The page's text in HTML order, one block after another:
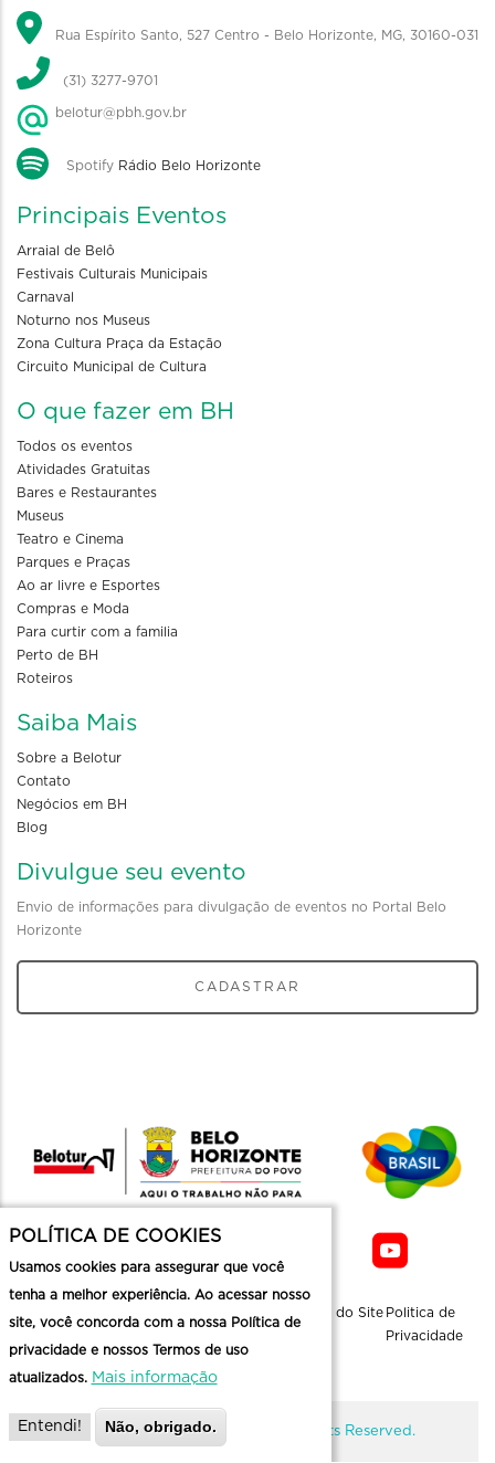
Rua Espírito Santo, 527 Centro - Belo Horizonte, MG, 30160-031
(31) 3277-9701
belotur@pbh.gov.br
Spotify Rádio Belo Horizonte
Principais Eventos
Arraial de Belô
Festivais Culturais Municipais
Carnaval
Noturno nos Museus
Zona Cultura Praça da Estação
Circuito Municipal de Cultura
O que fazer em BH
Todos os eventos
Atividades Gratuitas
Bares e Restaurantes
Museus
Teatro e Cinema
Parques e Praças
Ao ar livre e Esportes
Compras e Moda
Para curtir com a familia
Perto de BH
Roteiros
Saiba Mais
Sobre a Belotur
Contato
Negócios em BH
Blog
Divulgue seu evento
Envio de informações para divulgação de eventos no Portal Belo
Horizonte
CADASTRAR
Mapa do Site Politica de
Privacidade
@ Copyright Belotur 2026. All Rights Reserved.
POLÍTICA DE COOKIES
Usamos cookies para assegurar que você
tenha a melhor experiência. Ao acessar nosso
site, você concorda com a nossa Política de
privacidade e nossos Termos de uso
atualizados. Mais informação
Entendi! Não, obrigado.